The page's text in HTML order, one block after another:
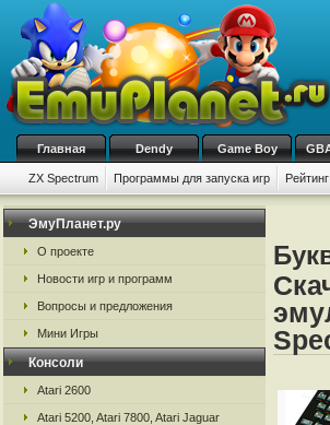
Главная Dendy Game Boy
ZX Spectrum Программы для запуска игр
ЭмуПланет.ру
О проекте
Новости игр и программ
Вопросы и предложения
Мини Игры
Консоли
Atari 2600
Atari 5200, Atari 7800, Atari Jaguar